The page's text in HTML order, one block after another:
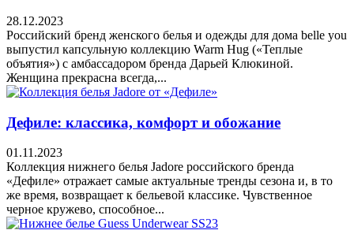
28.12.2023
Российский бренд женского белья и одежды для дома belle you
выпустил капсульную коллекцию Warm Hug («Теплые
объятия») с амбассадором бренда Дарьей Клюкиной.
Женщина прекрасна всегда,...
Дефиле: классика, комфорт и обожание
01.11.2023
Коллекция нижнего белья Jadore российского бренда
«Дефиле» отражает самые актуальные тренды сезона и, в то
же время, возвращает к бельевой классике. Чувственное
черное кружево, способное...